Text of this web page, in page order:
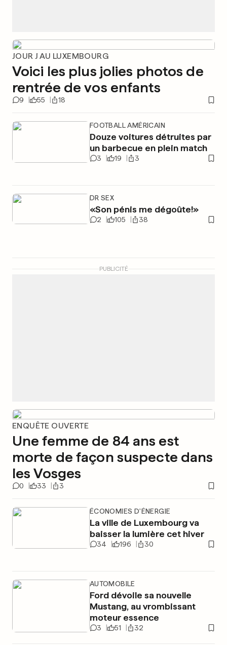
JOUR J AU LUXEMBOURG
Voici les plus jolies photos de
rentrée de vos enfants
9 55 18
FOOTBALL AMÉRICAIN
Douze voitures détruites par
un barbecue en plein match
3 19 3
DR SEX
«Son pénis me dégoûte!»
2 105 38
PUBLICITÉ
ENQUÊTE OUVERTE
Une femme de 84 ans est
morte de façon suspecte dans
les Vosges
0 33 3
ÉCONOMIES D'ÉNERGIE
La ville de Luxembourg va
baisser la lumière cet hiver
34 196 30
AUTOMOBILE
Ford dévoile sa nouvelle
Mustang, au vrombissant
moteur essence
3 51 32